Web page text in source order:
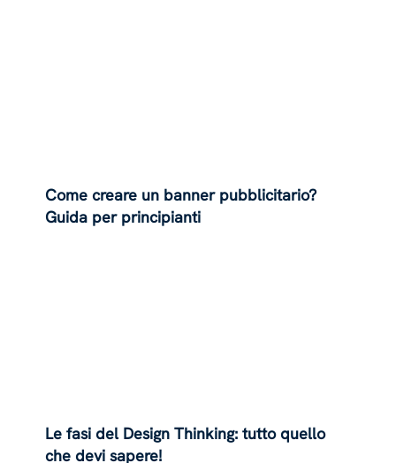
Come creare un banner pubblicitario?
Guida per principianti
Le fasi del Design Thinking: tutto quello
che devi sapere!